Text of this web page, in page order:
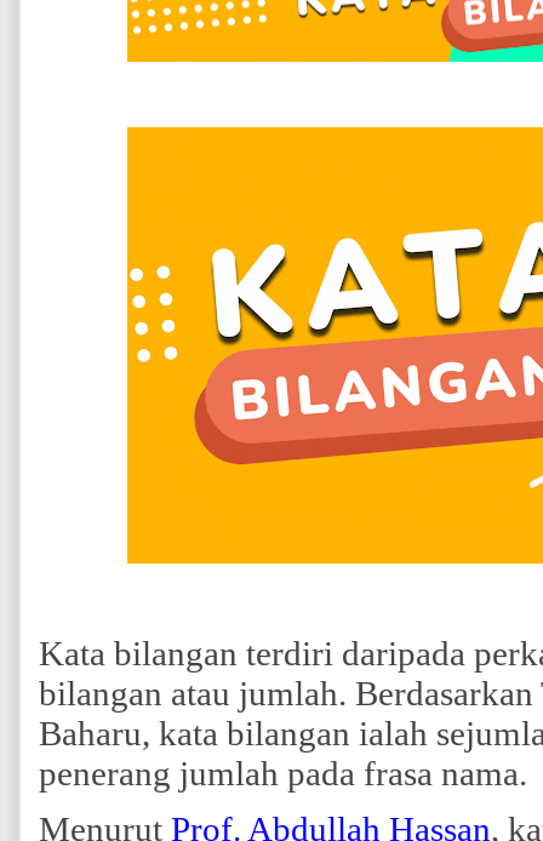
Kata bilangan terdiri daripada
bilangan atau jumlah.
Baharu, kata bilangan ialah
penerang jumlah pada frasa nama.
Menurut Prof. Abdullah Hassan,